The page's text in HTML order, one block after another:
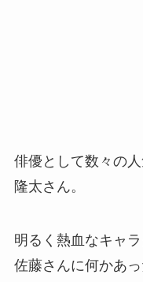
俳優として数々の
隆太さん。
明るく熱血なキャ
佐藤さんに何かあ